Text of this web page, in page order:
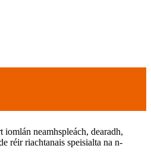
neamhspleách, dearadh,
réir riachtanais speisialta na n-